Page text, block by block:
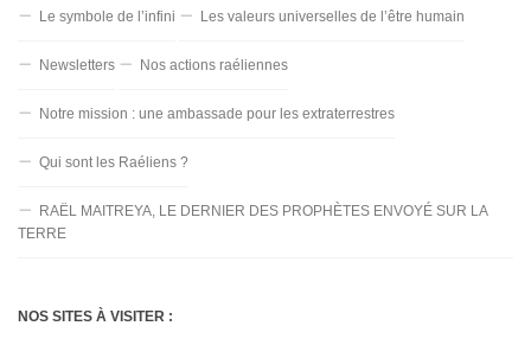
Le symbole de l’infini Les valeurs universelles de l’être humain
Newsletters Nos actions raéliennes
Notre mission : une ambassade pour les extraterrestres
Qui sont les Raéliens ?
RAËL MAITREYA, LE DERNIER DES PROPHÈTES ENVOYÉ SUR LA
TERRE
NOS SITES À VISITER :